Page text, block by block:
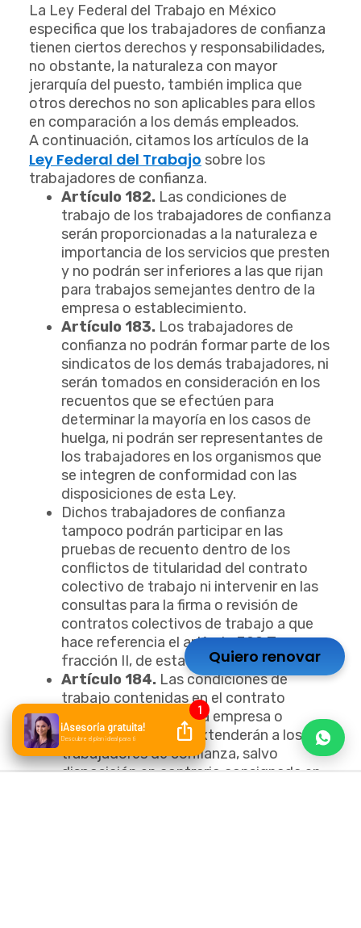
La Ley Federal del Trabajo en México
especifica que los trabajadores de confianza
tienen ciertos derechos y responsabilidades,
no obstante, la naturaleza con mayor
jerarquía del puesto, también implica que
otros derechos no son aplicables para ellos
en comparación a los demás empleados.
A continuación, citamos los artículos de la
Ley Federal del Trabajo sobre los
trabajadores de confianza.
Artículo 182. Las condiciones de
trabajo de los trabajadores de confianza
serán proporcionadas a la naturaleza e
importancia de los servicios que presten
y no podrán ser inferiores a las que rijan
para trabajos semejantes dentro de la
empresa o establecimiento.
Artículo 183. Los trabajadores de
confianza no podrán formar parte de los
sindicatos de los demás trabajadores, ni
serán tomados en consideración en los
recuentos que se efectúen para
determinar la mayoría en los casos de
huelga, ni podrán ser representantes de
los trabajadores en los organismos que
se integren de conformidad con las
disposiciones de esta Ley.
Dichos trabajadores de confianza
tampoco podrán participar en las
pruebas de recuento dentro de los
conflictos de titularidad del contrato
colectivo de trabajo ni intervenir en las
consultas para la firma o revisión de
contratos colectivos de trabajo a que
hace referencia el artículo 390 Ter,
fracción II, de esta Ley.
Artículo 184. Las condiciones de
trabajo contenidas en el contrato
colectivo que rija en la empresa o
establecimiento se extenderán a los
trabajadores de confianza, salvo
disposición en contrario consignada en
Quiero renovar